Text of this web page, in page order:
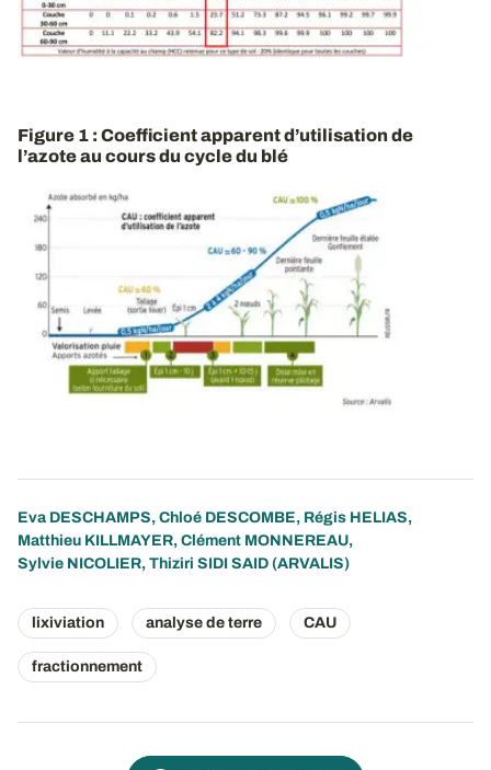
Figure 1 : Coefficient apparent d’utilisation de
l’azote au cours du cycle du blé
Eva DESCHAMPS, Chloé DESCOMBE, Régis HELIAS,
Matthieu KILLMAYER, Clément MONNEREAU,
Sylvie NICOLIER, Thiziri SIDI SAID (ARVALIS)
lixiviation analyse de terre CAU
fractionnement